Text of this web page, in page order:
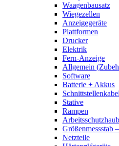
Waagenbausatz
Wiegezellen
Anzeigegeräte
Plattformen
Drucker
Elektrik
Fern-Anzeige
Allgemein
Software
Batterie + Akkus
Schnittstellenkabel
Stative
Rampen
Größenmessstab
Netzteile